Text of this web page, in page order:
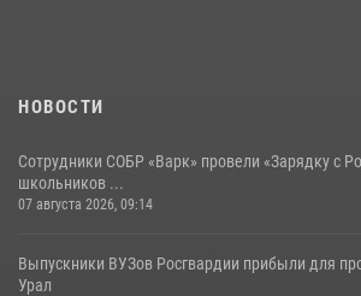
НОВОСТИ
Сотрудники СОБР «Варк» провели «Зарядку с
школьников ...
07 августа 2026, 09:14
Выпускники ВУЗов Росгвардии прибыли для
Урал